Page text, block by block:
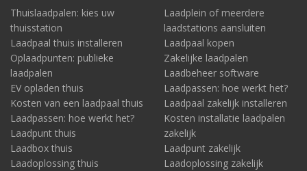
Thuislaadpalen: kies uw
thuisstation
Laadpaal thuis installeren
Oplaadpunten: publieke
laadpalen
EV opladen thuis
Kosten van een laadpaal thuis
Laadpassen: hoe werkt het?
Laadpunt thuis
Laadbox thuis
Laadoplossing thuis
Laadplein of meerdere
laadstations aansluiten
Laadpaal kopen
Zakelijke laadpalen
Laadbeheer software
Laadpassen: hoe werkt het?
Laadpaal zakelijk installeren
Kosten installatie laadpalen
zakelijk
Laadpunt zakelijk
Laadoplossing zakelijk